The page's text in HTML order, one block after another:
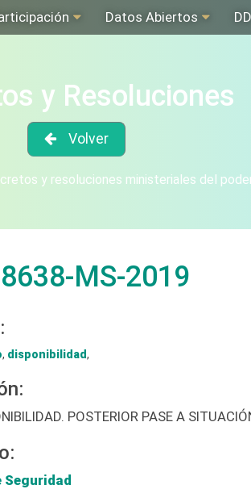
Datos Abiertos
y Resoluciones
Volver
y resoluciones ministeriales del
8638-MS-2019
, disponibilidad,
POSTERIOR PASE A